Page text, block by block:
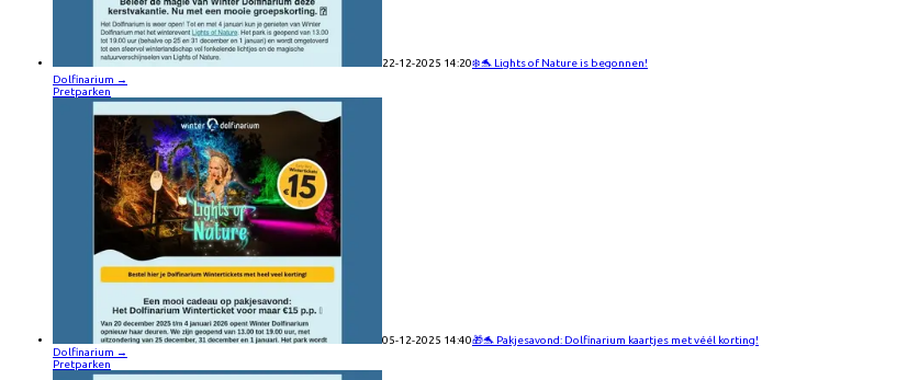
22-12-2025 14:20❄️🐬 Lights of Nature is begonnen!
Dolfinarium →
Pretparken
05-12-2025 14:40🎁🐬 Pakjesavond: Dolfinarium kaartjes met véél korting!
Dolfinarium →
Pretparken